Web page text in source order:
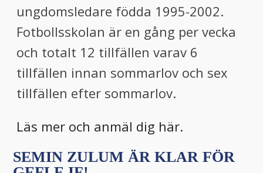
ungdomsledare födda 1995-2002.
Fotbollsskolan är en gång per vecka
och totalt 12 tillfällen varav 6
tillfällen innan sommarlov och sex
tillfällen efter sommarlov.
Läs mer och anmäl dig här.
SEMIN ZULUM ÄR KLAR FÖR